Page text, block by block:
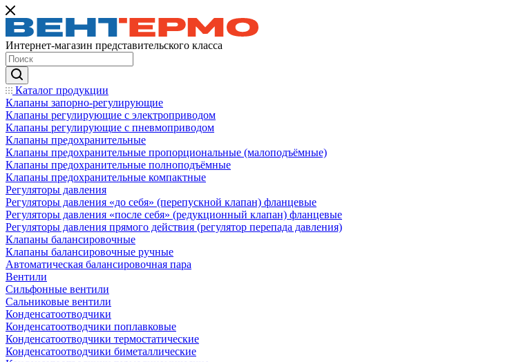
Интернет-магазин представительского класса
Каталог продукции
Клапаны запорно-регулирующие
Клапаны регулирующие с электроприводом
Клапаны регулирующие с пневмоприводом
Клапаны предохранительные
Клапаны предохранительные пропорциональные (малоподъёмные)
Клапаны предохранительные полноподъёмные
Клапаны предохранительные компактные
Регуляторы давления
Регуляторы давления «до себя» (перепускной клапан) фланцевые
Регуляторы давления «после себя» (редукционный клапан) фланцевые
Регуляторы давления прямого действия (регулятор перепада давления)
Клапаны балансировочные
Клапаны балансировочные ручные
Автоматическая балансировочная пара
Вентили
Сильфонные вентили
Сальниковые вентили
Конденсатоотводчики
Конденсатоотводчики поплавковые
Конденсатоотводчики термостатические
Конденсатоотводчики биметаллические